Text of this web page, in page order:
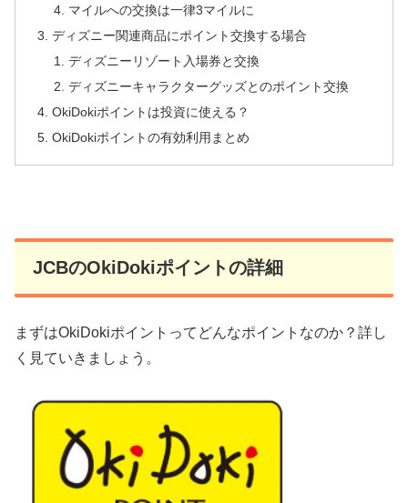
マイルへの交換は一律3マイルに
ディズニー関連商品にポイント交換する場合
ディズニーリゾート入場券と交換
ディズニーキャラクターグッズとのポイント交換
OkiDokiポイントは投資に使える？
OkiDokiポイントの有効利用まとめ
JCBのOkiDokiポイントの詳細
まずはOkiDokiポイントってどんなポイントなのか？詳し
く見ていきましょう。